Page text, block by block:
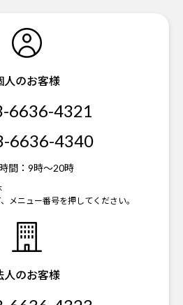
人のお客様
6636-4321
6636-4340
間： 9時～20時
メニュー番号を押してください。
人のお客様